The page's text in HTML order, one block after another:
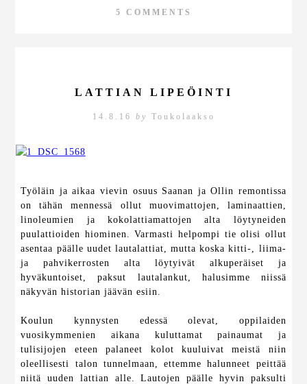
5 COMMENTS
LATTIAN LIPEÖINTI
14.8.16 by Toukolaakso
Työläin ja aikaa vievin osuus Saanan ja Ollin remontissa
on tähän mennessä ollut muovimattojen, laminaattien,
linoleumien ja kokolattiamattojen alta löytyneiden
puulattioiden hiominen. Varmasti helpompi tie olisi ollut
asentaa päälle uudet lautalattiat, mutta koska kitti-, liima-
ja pahvikerrosten alta löytyivät alkuperäiset ja
hyväkuntoiset, paksut lautalankut, halusimme niissä
näkyvän historian jäävän esiin.
Koulun kynnysten edessä olevat, oppilaiden
vuosikymmenien aikana kuluttamat painaumat ja
tulisijojen eteen palaneet kolot kuuluivat meistä niin
oleellisesti talon tunnelmaan, ettemme halunneet peittää
niitä uuden lattian alle. Lautojen päälle hyvin paksulti